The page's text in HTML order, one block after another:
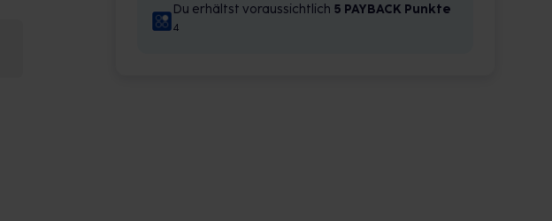
Du erhältst voraussichtlich 5 PAYBACK Punkte
4